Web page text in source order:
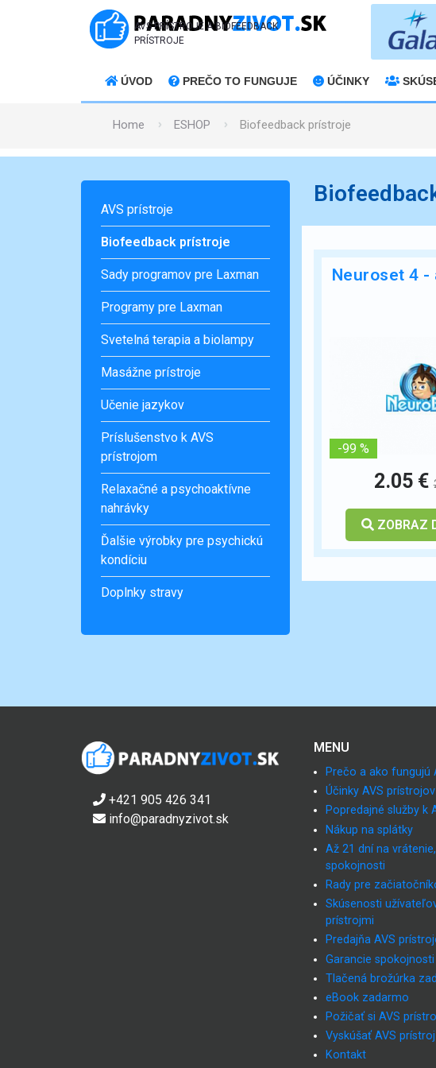
AVS PRÍSTROJE A BIOFEEDBACK
PRÍSTROJE
ÚVOD PREČO TO FUNGUJE ÚČINKY
Home ESHOP Biofeedback prístroje
AVS prístroje
Biofeedback prístroje
Sady programov pre Laxman
Programy pre Laxman
Svetelná terapia a biolampy
Masážne prístroje
Učenie jazykov
Príslušenstvo k AVS
prístrojom
Relaxačné a psychoaktívne
nahrávky
Ďalšie výrobky pre psychickú
kondíciu
Doplnky stravy
Neuroset 4 -
-99 %
2.05 €
ZOBRAZ
+421 905 426 341
info@paradnyzivot.sk
MENU
Prečo a ako fungujú
Účinky AVS prístrojov
Popredajné služby k
Nákup na splátky
Až 21 dní na
spokojnosti
Rady pre
Skúsenosti
prístrojmi
Predajňa AVS
Garancie spokojnosti
Tlačená brožúrka
eBook zadarmo
Požičať si AVS
Vyskúšať AVS
Kontakt